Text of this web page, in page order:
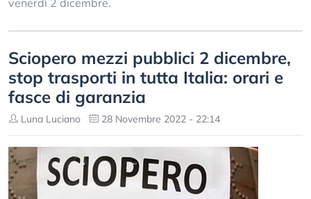
venerdì 2 dicembre.
Sciopero mezzi pubblici 2 dicembre,
stop trasporti in tutta Italia: orari e
fasce di garanzia
Luna Luciano 28 Novembre 2022 - 22:14